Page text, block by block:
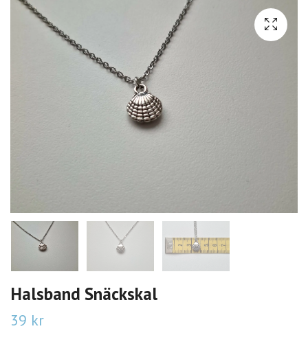
Halsband Snäckskal
39 kr